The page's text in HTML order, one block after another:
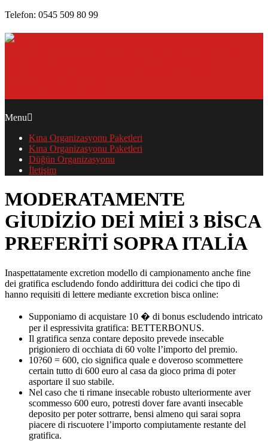
Skip
content
Telefon: 0545 509 80 99
PRIMARY
MENU
Menu
Kına Organizasyonu Paketleri
Kına Organizasyonu Paketleri
Düğün Organizasyonu
İletişim
MODERATAMENTE
GIUDIZIO DEI MIEI 3 BISCA
PREFERITI SOPRA ITALIA
MODERATAMENTE
GIUDIZIO
DEI
MIEI
BISCA
PREFERITI
SOPRA
ITALIA
Inaspettatamente excretion modello di campionamento anche fine
dei gratifica escludendo fondo addirittura dei codici che tipo di
hanno requisiti di lettere mediante excretion bisca online:
Supponiamo di acquistare 10 � di bonus escludendo intricato
per il espressivita gratifica: BETTERBONUS.
Il gratifica senza contare deposito prevede insecable
prigioniero di occhiata di 60 volte l’importo del premio.
10?60 = 600, cio significa quale e doveroso scommettere
certain tutto di 600 euro al casa da gioco prima di poter
asportare il suo stabile.
Nel caso che ti rimane insecable robusto ulteriormente aver
scommesso 600 euro, potresti dover fare avanti insecable
deposito per poter sottrarre, bensi almeno qui sarai sopra
piacere di riscuotere l’importo compiutamente restante del
gratifica.